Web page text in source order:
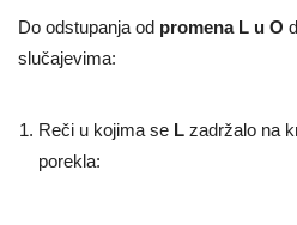
Do odstupanja od promena L u O
slučajevima:
Reči u kojima se L zadržalo na
porekla: